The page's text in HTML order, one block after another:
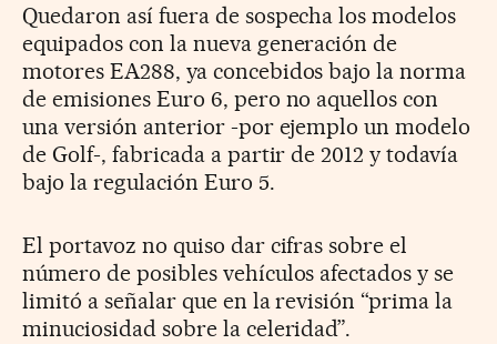
Quedaron así fuera de sospecha los modelos
equipados con la nueva generación de
motores EA288, ya concebidos bajo la norma
de emisiones Euro 6, pero no aquellos con
una versión anterior -por ejemplo un modelo
de Golf-, fabricada a partir de 2012 y todavía
bajo la regulación Euro 5.
El portavoz no quiso dar cifras sobre el
número de posibles vehículos afectados y se
limitó a señalar que en la revisión “prima la
minuciosidad sobre la celeridad”.